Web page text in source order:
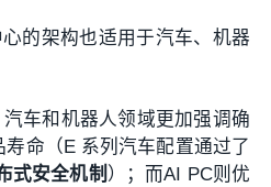
的架构也适用于汽车、机器
车和机器人领域更加强调确
命（E 系列汽车配置通过了
式安全机制 ）；而AI PC则优